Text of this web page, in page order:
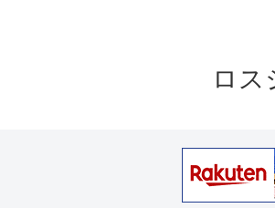
ロス